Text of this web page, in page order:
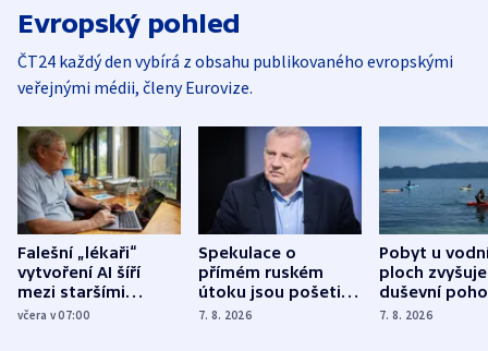
Evropský pohled
ČT24 každý den vybírá z obsahu publikovaného evropskými
veřejnými médii, členy Eurovize.
Falešní „lékaři“
vytvoření AI šíří
mezi staršími
Poláky nebezpečné
včera v 07:00
Spekulace o
přímém ruském
útoku jsou pošetilé,
míní estonský
7. 8. 2026
Pobyt u
ploch zvyšuje
duševní
ukázala
7. 8. 2026